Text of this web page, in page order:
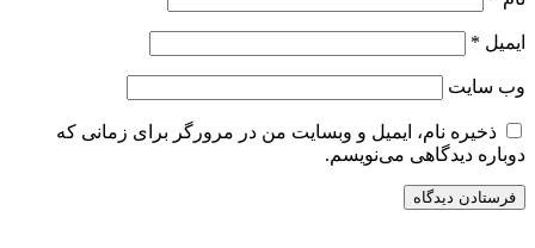
*
سایت
ذخیره نام، ایمیل و وبسایت من در مرورگر برای زمانی که
دیدگاهی می‌نویسم.